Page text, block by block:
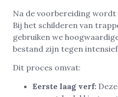
Na de voorbereiding
Bij het schilderen van
gebruiken we
bestand zijn tegen
Dit proces omvat:
Eerste laag verf: